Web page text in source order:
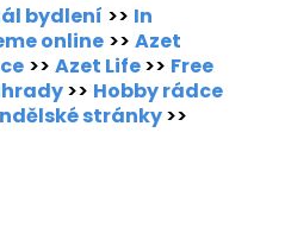
bydlení >> In
online >> Azet
>> Azet Life>> Free
>> Hobby rádce
stránky>>